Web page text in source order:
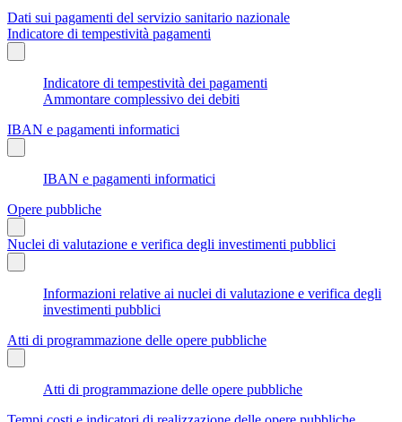
Dati sui pagamenti del servizio sanitario nazionale
Indicatore di tempestività pagamenti
Indicatore di tempestività dei pagamenti
Ammontare complessivo dei debiti
IBAN e pagamenti informatici
IBAN e pagamenti informatici
Opere pubbliche
Nuclei di valutazione e verifica degli investimenti pubblici
Informazioni relative ai nuclei di valutazione e verifica degli
investimenti pubblici
Atti di programmazione delle opere pubbliche
Atti di programmazione delle opere pubbliche